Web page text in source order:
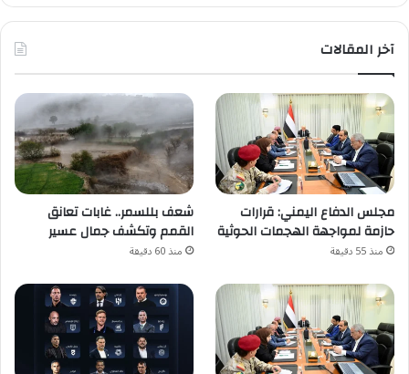
آخر المقالات
مجلس الدفاع اليمني: قرارات
حازمة لمواجهة الهجمات الحوثية
منذ 55 دقيقة
شعف بللسمر.. غابات تعانق
القمم وتكشف جمال عسير
منذ 60 دقيقة